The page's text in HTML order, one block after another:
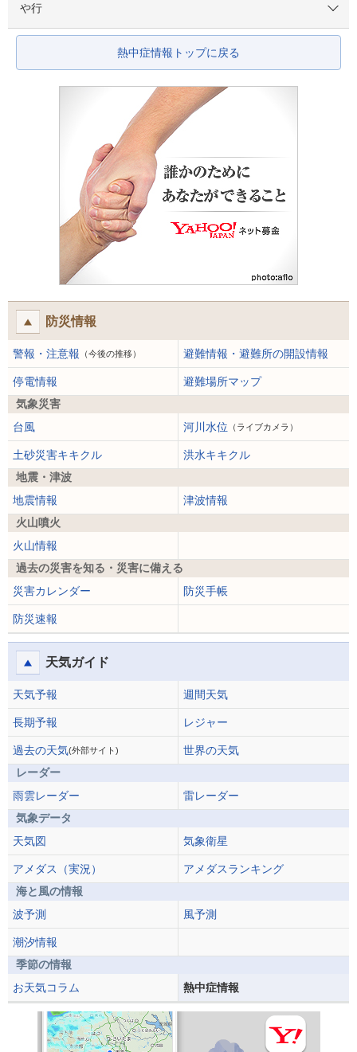
や行
熱中症情報トップに戻る
防災情報
警報・注意報 （今後の推移） 避難情報・避難所の開設情報
停電情報
避難場所マップ
気象災害
台風
河川水位 （ライブカメラ）
土砂災害キキクル
洪水キキクル
地震・津波
地震情報
津波情報
火山噴火
火山情報
過去の災害を知る・災害に備える
災害カレンダー
防災手帳
防災速報
天気ガイド
天気予報 週間天気
長期予報 レジャー
過去の天気(外部サイト)
世界の天気
レーダー
雨雲レーダー
雷レーダー
気象データ
天気図
気象衛星
アメダス（実況）
アメダスランキング
海と風の情報
波予測
風予測
潮汐情報
季節の情報
お天気コラム
熱中症情報